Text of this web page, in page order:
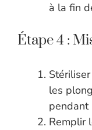
à la fin
Étape 4 :
les
pendant
Remplir